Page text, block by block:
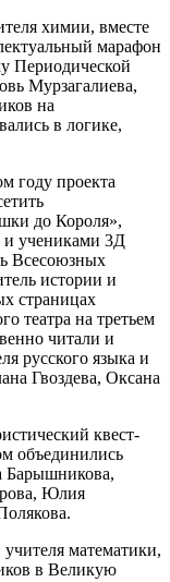
химии, вместе
марафон
Периодической
Мурзагалиева,
на
в логике,
году проекта
до Короля»,
и учениками 3Д
Всесоюзных
истории и
страницах
театра на третьем
читали и
русского языка и
Гвоздева, Оксана
квест-
объединились
Барышникова,
Юлия
математики,
в Великую